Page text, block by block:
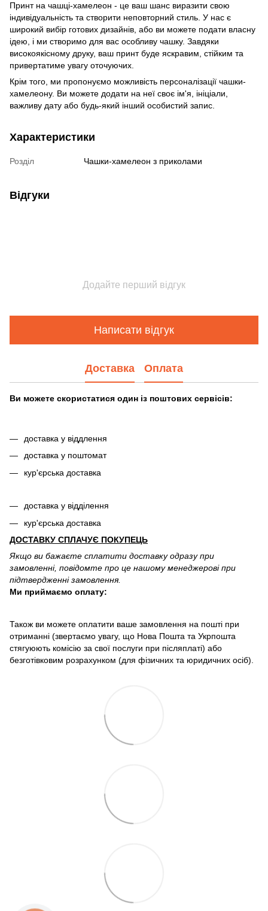
Принт на чашці-хамелеон - це ваш шанс виразити свою
індивідуальність та створити неповторний стиль. У нас є
широкий вибір готових дизайнів, або ви можете подати власну
ідею, і ми створимо для вас особливу чашку. Завдяки
високоякісному друку, ваш принт буде яскравим, стійким та
привертатиме увагу оточуючих.
Крім того, ми пропонуємо можливість персоналізації чашки-
хамелеону. Ви можете додати на неї своє ім'я, ініціали,
важливу дату або будь-який інший особистий запис.
Характеристики
Розділ Чашки-хамелеон з приколами
Відгуки
Додайте перший відгук
Написати відгук
Доставка Оплата
Ви можете скористатися один із поштових сервісів:
доставка у віддлення
доставка у поштомат
кур'єрська доставка
доставка у відділення
кур'єрська доставка
ДОСТАВКУ СПЛАЧУЄ ПОКУПЕЦЬ
Якщо ви бажаєте сплатити доставку одразу при
замовленні, повідомте про це нашому менеджерові при
підтвердженні замовлення.
Ми приймаємо оплату:
Також ви можете оплатити ваше замовлення на пошті при
отриманні (звертаємо увагу, що Нова Пошта та Укрпошта
стягуюють комісію за свої послуги при післяплаті) або
безготівковим розрахунком (для фізичних та юридичних осіб).